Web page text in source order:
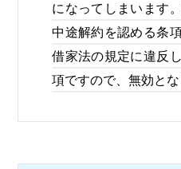
になってしまいます
中途解約を認める条
借家法の規定に違反
項ですので、無効とな